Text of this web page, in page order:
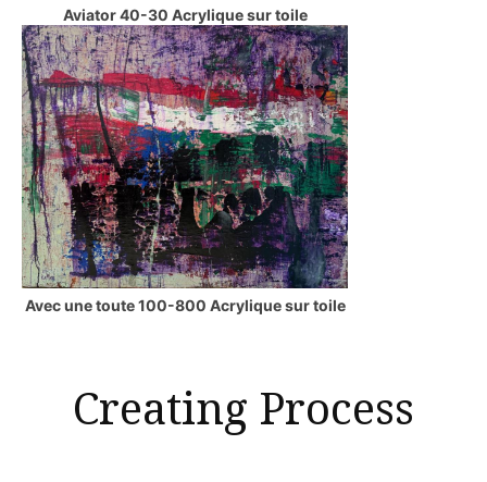
Aviator 40-30 Acrylique sur toile
Avec une toute 100-800 Acrylique sur toile
Creating Process